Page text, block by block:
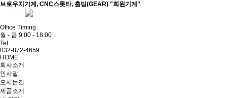
브로우치기계, CNC스롯타, 홉빙(GEAR) "희원기계"
Office Timing
월 - 금 9:00 - 18:00
Tel
032-872-4659
HOME
회사소개
인사말
오시는길
제품소개